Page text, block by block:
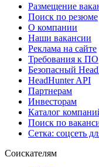
Размещение
Поиск по резюме
О компании
Наши вакансии
Реклама на сайте
Требования к ПО
Безопасный
HeadHunter API
Партнерам
Инвесторам
Каталог
Поиск по
Сетка: соцсеть
Соискателям